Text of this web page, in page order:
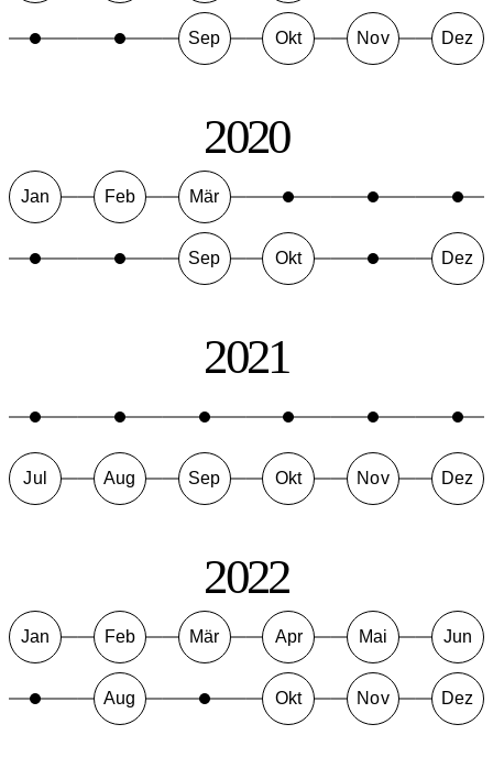
Sep Okt Nov Dez
2020
Jan Feb Mär
Sep Okt Dez
2021
Jul Aug Sep Okt Nov Dez
2022
Jan Feb Mär Apr Mai Jun
Aug Okt Nov Dez